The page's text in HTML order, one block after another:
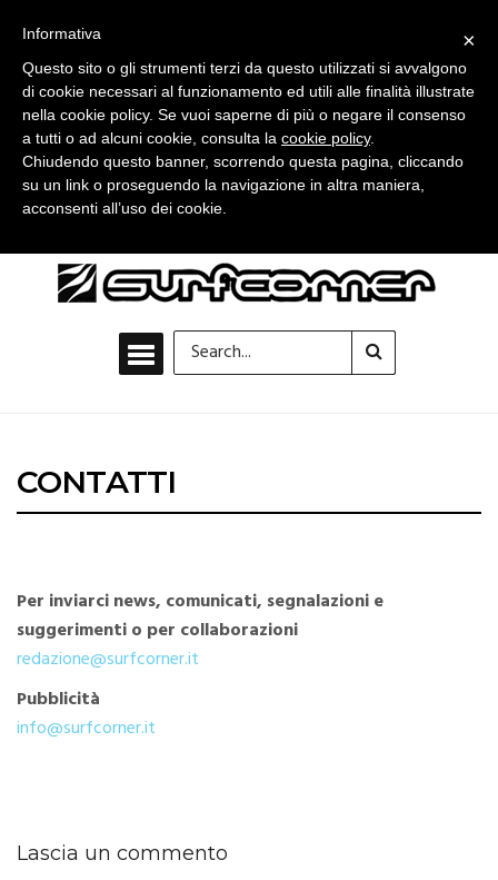
CONTATTI
Per inviarci news, comunicati, segnalazioni e
suggerimenti o per collaborazioni
redazione@surfcorner.it
Pubblicità
info@surfcorner.it
Lascia un commento
×
Informativa
Questo sito o gli strumenti terzi da questo utilizzati si avvalgono
di cookie necessari al funzionamento ed utili alle finalità illustrate
nella cookie policy. Se vuoi saperne di più o negare il consenso
a tutti o ad alcuni cookie, consulta la cookie policy.
Chiudendo questo banner, scorrendo questa pagina, cliccando
su un link o proseguendo la navigazione in altra maniera,
acconsenti all’uso dei cookie.